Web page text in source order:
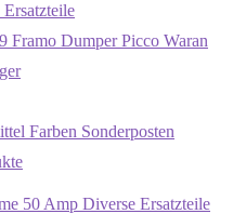
Framo Dumper Picco Waran
Farben Sonderposten